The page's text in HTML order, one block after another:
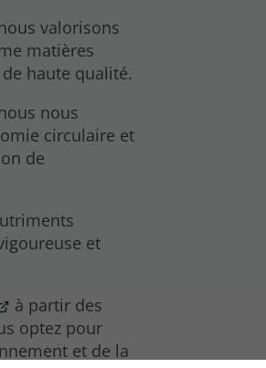
valorisons
matières
haute qualité.
nous
circulaire et
de
et
à partir des
optez pour
et de la